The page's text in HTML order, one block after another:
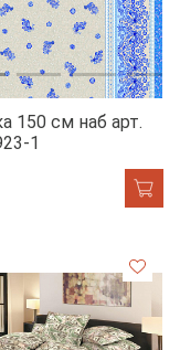
150 см наб арт.
1